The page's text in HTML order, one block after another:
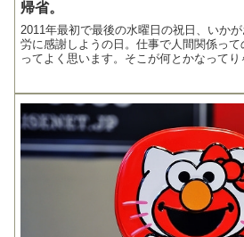
帰省。
2011年最初で最後の水曜日の祝日、いか
労に感謝しようの日。仕事で人間関係って
ってよく思います。そこが何とかなってり